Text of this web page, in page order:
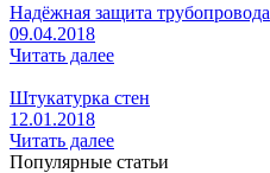
Надёжная защита трубопровода
09.04.2018
Читать далее
Штукатурка стен
12.01.2018
Читать далее
Популярные статьи